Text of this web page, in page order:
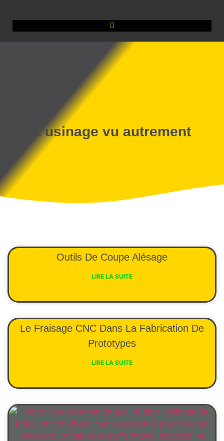
L'usinage vu autrement
Outils De Coupe Alésage
LIRE LA SUITE
Le Fraisage CNC Dans La Fabrication De
Prototypes
LIRE LA SUITE